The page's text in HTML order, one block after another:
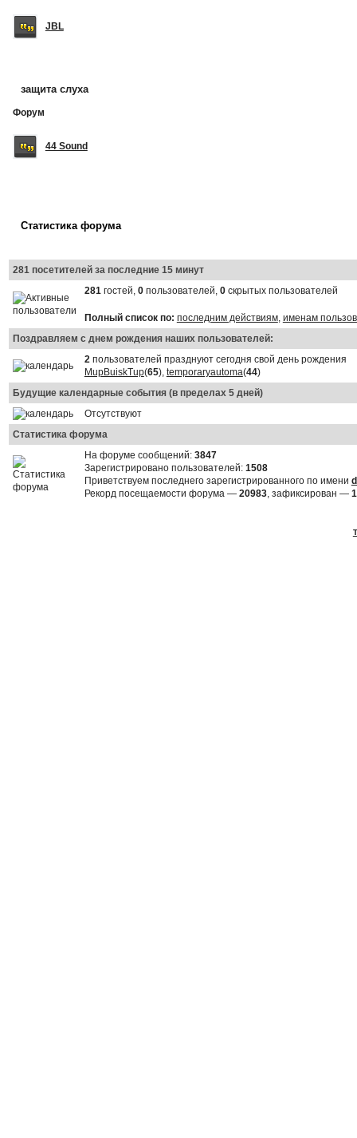
JBL
защита слуха
Форум
44 Sound
Статистика форума
281 посетителей за последние 15 минут
281гостей, 0пользователей, 0скрытых пользователей
Полный список по: последним действиям, именам
Поздравляем с днем рождения наших пользователей:
2пользователей празднуют сегодня свой день рождения
MupBuiskTup(65), temporaryautoma(44)
Будущие календарные события (в пределах 5 дней)
Отсутствуют
Статистика форума
На форуме сообщений: 3847
Зарегистрировано пользователей: 1508
Приветствуем последнего зарегистрированного по имени
Рекорд посещаемости форума — 20983, зафиксирован —